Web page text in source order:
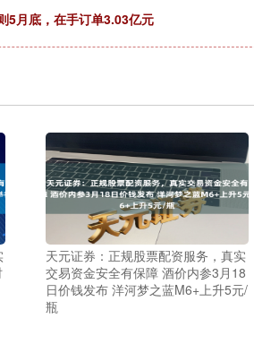
5月底，在手订单3.03亿元
天元证券：正规股票配资服务，真实
交易资金安全有保障 酒价内参3月18
日价钱发布 洋河梦之蓝M6+上升5元/
瓶